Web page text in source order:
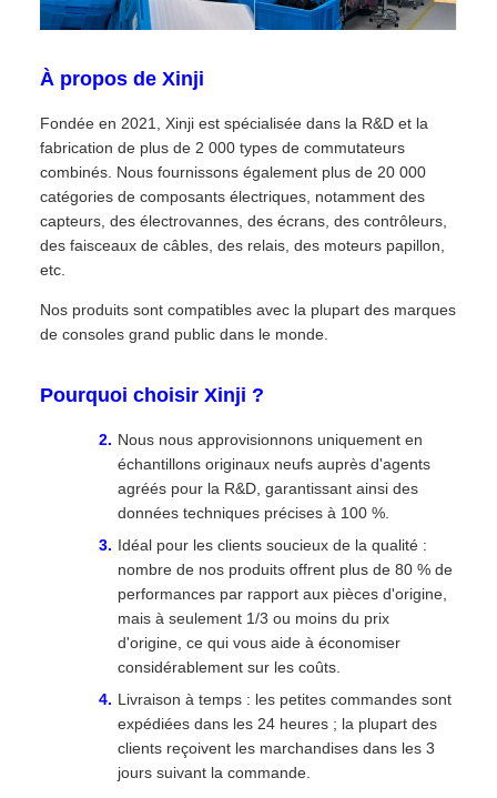
À propos de Xinji
Fondée en 2021, Xinji est spécialisée dans la R&D et la
fabrication de plus de 2 000 types de commutateurs
combinés. Nous fournissons également plus de 20 000
catégories de composants électriques, notamment des
capteurs, des électrovannes, des écrans, des contrôleurs,
des faisceaux de câbles, des relais, des moteurs papillon,
etc.
Nos produits sont compatibles avec la plupart des marques
de consoles grand public dans le monde.
Pourquoi choisir Xinji ?
Nous nous approvisionnons uniquement en
échantillons originaux neufs auprès d'agents
agréés pour la R&D, garantissant ainsi des
données techniques précises à 100 %.
Idéal pour les clients soucieux de la qualité :
nombre de nos produits offrent plus de 80 % de
performances par rapport aux pièces d'origine,
mais à seulement 1/3 ou moins du prix
d'origine, ce qui vous aide à économiser
considérablement sur les coûts.
Livraison à temps : les petites commandes sont
expédiées dans les 24 heures ; la plupart des
clients reçoivent les marchandises dans les 3
jours suivant la commande.